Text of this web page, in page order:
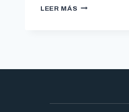
LEER MÁS